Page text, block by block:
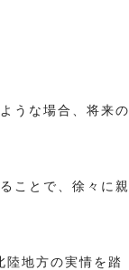
うな場合、将来の
ことで、徐々に親
陸地方の実情を踏